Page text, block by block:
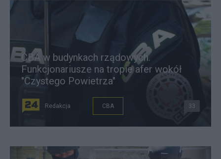
CBA w budynkach rządowych.
Funkcjonariusze na tropie afer wokół
"Czystego Powietrza"
Redakcja CBA 33